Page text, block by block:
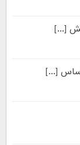
[...]
[...]